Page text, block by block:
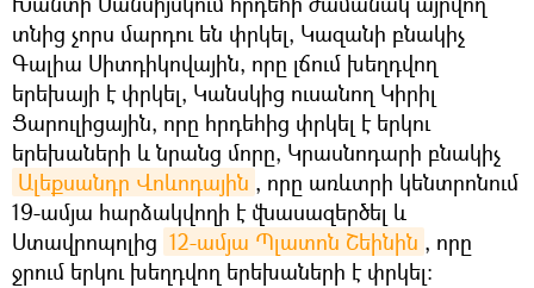
տնից չորս մարդու են փրկել, Կազանի բնակիչ
Գալիա Սիտդիկովային, որը լճում խեղդվող
երեխայի է փրկել, Կանսկից ուսանող Կիրիլ
Ցարուլիցային, որը հրդեհից փրկել է երկու
երեխաների և նրանց մորը, Կրասնոդարի բնակիչ
Ալեքսանդր Վոևոդային , որը առևտրի կենտրոնում
19-ամյա հարձակվողի է վնասազերծել և
Ստավրոպոլից 12-ամյա Պլատոն Շեինին , որը
ջրում երկու խեղդվող երեխաների է փրկել։